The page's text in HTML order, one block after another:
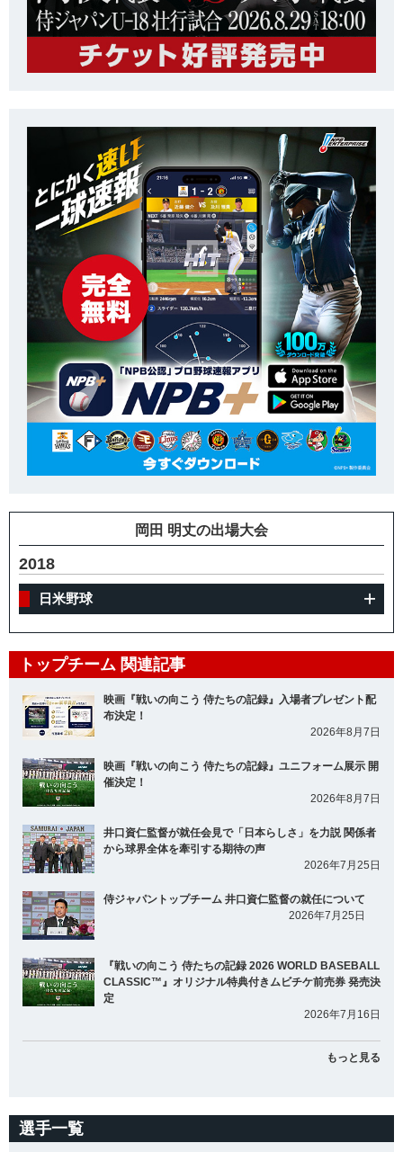
岡田 明丈の出場大会
2018
日米野球
トップチーム 関連記事
映画『戦いの向こう 侍たちの記録』入場者プレゼント配
布決定！
2026年8月7日
映画『戦いの向こう 侍たちの記録』ユニフォーム展示 開
催決定！
2026年8月7日
井口資仁監督が就任会見で「日本らしさ」を力説 関係者
から球界全体を牽引する期待の声
2026年7月25日
侍ジャパントップチーム 井口資仁監督の就任について
2026年7月25日
『戦いの向こう 侍たちの記録 2026 WORLD BASEBALL
CLASSIC™』オリジナル特典付きムビチケ前売券 発売決
定
2026年7月16日
もっと見る
選手一覧